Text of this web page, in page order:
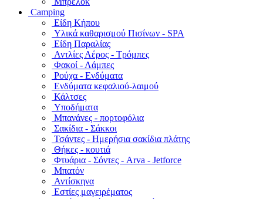
Camping
Είδη Κήπου
Υλικά καθαρισμού Πισίνων - SPA
Είδη Παραλίας
Αντλίες Αέρος - Τρόμπες
Φακοί - Λάμπες
Ρούχα - Ενδύματα
Ενδύματα κεφαλιού-λαιμού
Κάλτσες
Υποδήματα
Μπανάνες - πορτοφόλια
Σακίδια - Σάκκοι
Τσάντες - Ημερήσια σακίδια πλάτης
Θήκες - κουτιά
Φτυάρια - Σόντες - Arva - Jetforce
Μπατόν
Αντίσκηνα
Εστίες μαγειρέματος